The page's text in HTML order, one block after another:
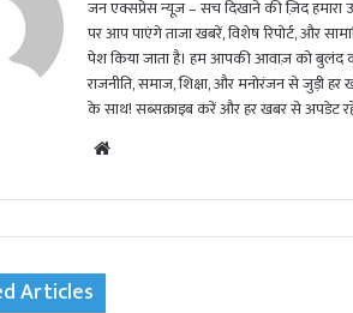
जन एक्सप्रेस न्यूज़ – सच दिखाने की ज़िद हमारा
पर आप पाएंगे ताजा खबरें, विशेष रिपोर्ट, और
पेश किया जाता है। हम आपकी आवाज़ को बुलंद
राजनीति, समाज, शिक्षा, और मनोरंजन से जुड़ी
के साथ! सब्सक्राइब करें और हर खबर से अपडेट
te
Articles